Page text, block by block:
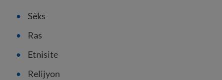
Sèks
Ras
Etnisite
Relijyon